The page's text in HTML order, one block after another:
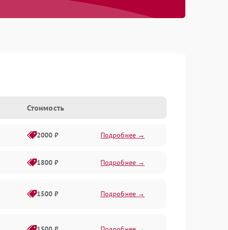
Стоимость
2000 ₽ Подробнее →
1800 ₽ Подробнее →
1500 ₽ Подробнее →